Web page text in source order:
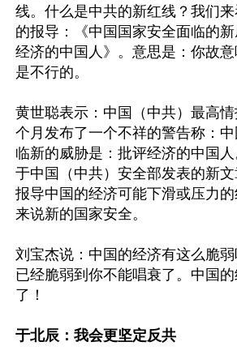
线。什么是中共的新红线？我们来
的报导：《中国国家安全面临的
经济的中国人》。意思是：你故
是不行的。
黄世聪表示：中国（中共）最高
个月发布了一个不祥的警告称：
临新的威胁是：批评经济的中国
于中国（中共）安全部发表的新
报导中国的经济可能下滑或压力
来说新的国家安全。
刘宝杰说：中国的经济有这么脆
已经脆弱到你不能唱衰了。中国
了！
于北辰：我会更坚定反共